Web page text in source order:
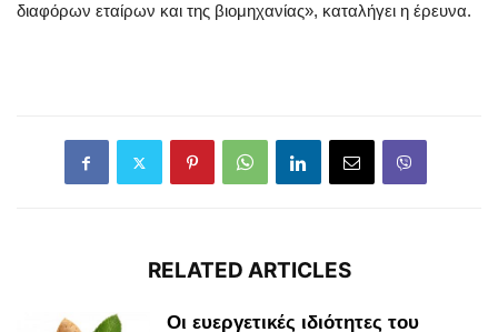
διαφόρων εταίρων και της βιομηχανίας», καταλήγει η έρευνα.
RELATED ARTICLES
Οι ευεργετικές ιδιότητες του